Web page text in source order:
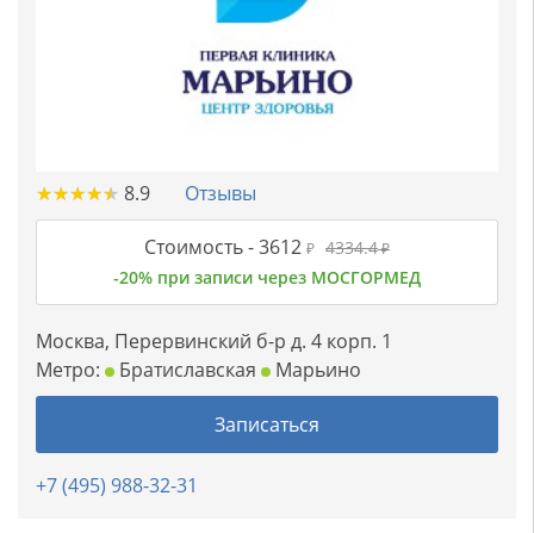
★★★★★
★★★★★ 8.9 Отзывы
Стоимость -3612 ₽ 4334.4₽
-20% при записи через МОСГОРМЕД
Москва, Перервинский б-р д. 4 корп. 1
Метро:
Братиславская Марьино
Записаться
+7 (495) 988-32-31